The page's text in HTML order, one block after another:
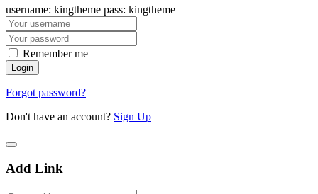
username: kingtheme pass: kingtheme
Remember me
Forgot password?
Don't have an account? Sign Up
Add Link